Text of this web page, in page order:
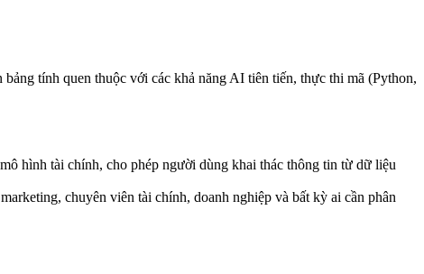
tính quen thuộc với các khả năng AI tiên tiến, thực thi mã (Python,
hình tài chính, cho phép người dùng khai thác thông tin từ dữ liệu
chuyên viên tài chính, doanh nghiệp và bất kỳ ai cần phân